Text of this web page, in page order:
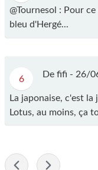
@Tournesol : Pour
bleu d'Hergé...
6 De fifi - 26/
La japonaise, c'est la
Lotus, au moins, ça